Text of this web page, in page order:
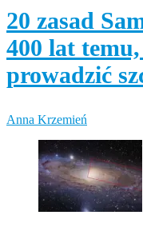
20 zasad
400 lat
prowadzić
Anna Krzemień